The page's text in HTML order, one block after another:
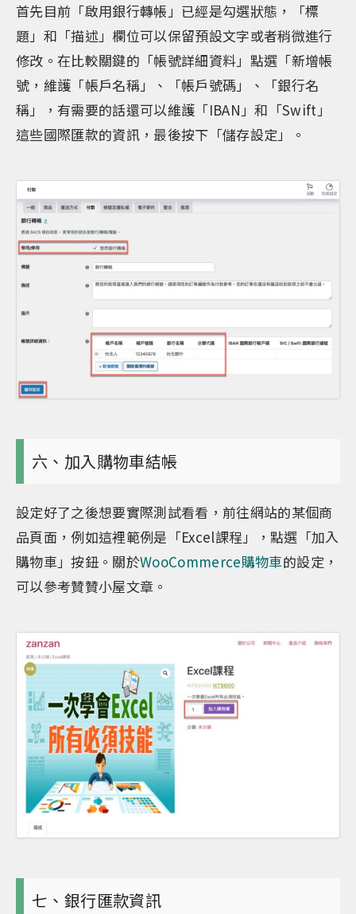
首先目前「啟用銀行轉帳」已經是勾選狀態，「標
題」和「描述」欄位可以保留預設文字或者稍微進行
修改。在比較關鍵的「帳號詳細資料」點選「新增帳
號，維護「帳戶名稱」、「帳戶號碼」、「銀行名
稱」，有需要的話還可以維護「IBAN」和「Swift」
這些國際匯款的資訊，最後按下「儲存設定」。
六、加入購物車結帳
設定好了之後想要實際測試看看，前往網站的某個商
品頁面，例如這裡範例是「Excel課程」，點選「加入
購物車」按鈕。關於WooCommerce購物車的設定，
可以參考贊贊小屋文章。
七、銀行匯款資訊